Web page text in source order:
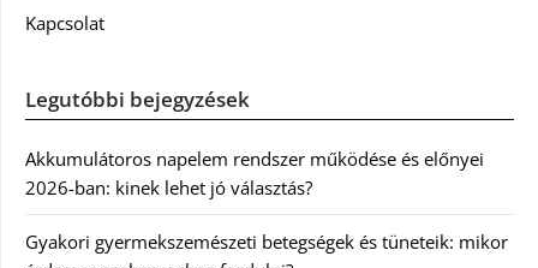
Kapcsolat
Legutóbbi bejegyzések
Akkumulátoros napelem rendszer működése és előnyei
2026-ban: kinek lehet jó választás?
Gyakori gyermekszemészeti betegségek és tüneteik: mikor